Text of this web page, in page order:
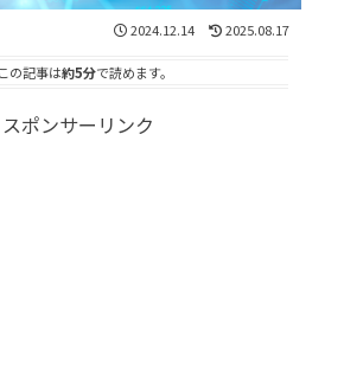
2024.12.14 2025.08.17
この記事は約5分で読めます。
スポンサーリンク